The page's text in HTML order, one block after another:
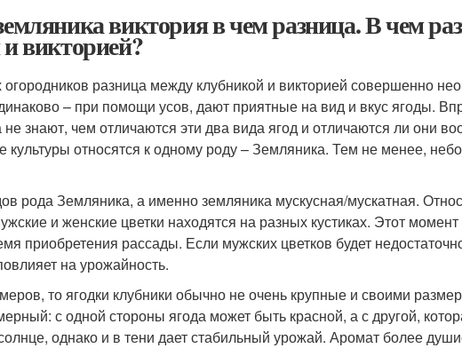
виктория в чем разница. В чем
викторией?
разница между клубникой и викторией совершенно
– при помощи усов, дают приятные на вид и вкус ягоды.
знают, чем отличаются эти два вида ягод и отличаются ли они
культуры относятся к одному роду – Земляника. Тем не менее,
рода Земляника, а именно земляника мускусная/мускатная.
и женские цветки находятся на разных кустиках. Этот
приобретения рассады. Если мужских цветков будет
на урожайность.
то ягодки клубники обычно не очень крупные и своими
с одной стороны ягода может быть красной, а с другой,
однако и в тени дает стабильный урожай. Аромат более